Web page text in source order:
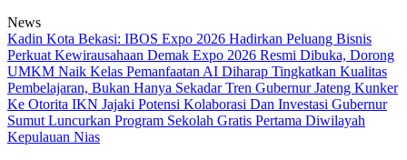
News
Kadin Kota Bekasi: IBOS Expo 2026 Hadirkan Peluang Bisnis
Perkuat Kewirausahaan Demak Expo 2026 Resmi Dibuka, Dorong
UMKM Naik Kelas Pemanfaatan AI Diharap Tingkatkan Kualitas
Pembelajaran, Bukan Hanya Sekadar Tren Gubernur Jateng Kunker
Ke Otorita IKN Jajaki Potensi Kolaborasi Dan Investasi Gubernur
Sumut Luncurkan Program Sekolah Gratis Pertama Diwilayah
Kepulauan Nias